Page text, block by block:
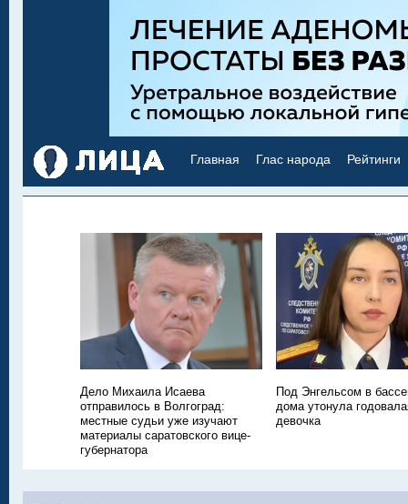
Главная Глас народа Рейтинги
Дело Михаила Исаева
отправилось в Волгоград:
местные судьи уже изучают
материалы саратовского вице-
губернатора
Под Энгельсом в
дома утонула
девочка